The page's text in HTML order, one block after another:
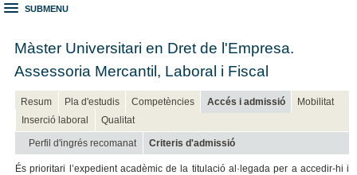
SUBMENU
Màster Universitari en Dret de l'Empresa.
Assessoria Mercantil, Laboral i Fiscal
Resum Pla d'estudis Competències Accés i admissió
Mobilitat
Inserció laboral
Qualitat
Perfil d'ingrés recomanat Criteris d'admissió
És prioritari l’expedient acadèmic de la titulació al·legada per a accedir-hi i